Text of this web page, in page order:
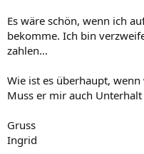
Es wäre schön, wenn ich
bekomme. Ich bin
zahlen...
Wie ist es überhaupt,
Muss er mir auch Unterhalt
Gruss
Ingrid